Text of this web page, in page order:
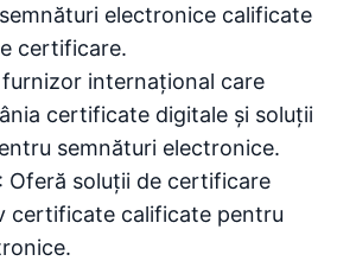
electronice calificate
certificare.
furnizor internațional care
certificate digitale și soluții
semnături electronice.
: Oferă soluții de certificare
certificate calificate pentru